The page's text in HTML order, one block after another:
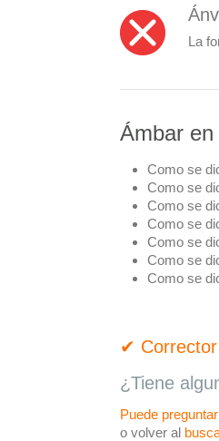
La
Ámbar
Como se
Como se
Como se
Como se
Como se
Como se
Como se
✔ Corrector
¿Tiene
Puede preguntar
o volver al